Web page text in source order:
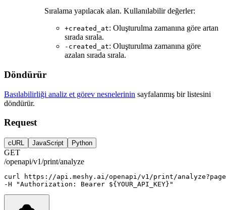
Sıralama yapılacak alan. Kullanılabilir değerler:
+created_at: Oluşturulma zamanına göre artan
sırada sırala.
-created_at: Oluşturulma zamanına göre
azalan sırada sırala.
Döndürür
Basılabilirliği analiz et görev nesnelerinin sayfalanmış bir listesini
döndürür.
Request
cURL JavaScript Python
GET
/openapi/v1/print/analyze
curl
https://api.meshy.ai/openapi/v1/print/
-H
"Authorization: Bearer ${YOUR_API_KEY}"